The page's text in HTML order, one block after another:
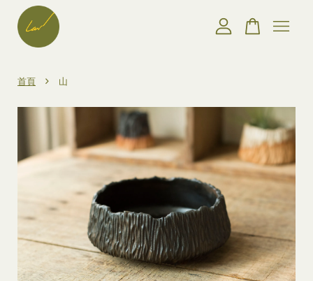
首頁 › 山
您的購物車目前還是空的。
繼續購物